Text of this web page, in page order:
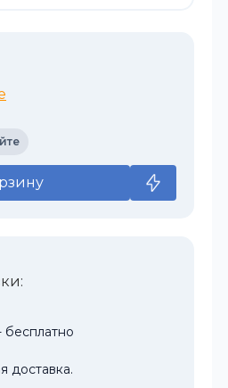
бесплатно
доставка.